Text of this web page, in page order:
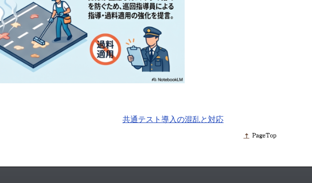
共通テスト導入の混乱と対応